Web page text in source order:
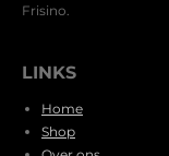
Frisino.
LINKS
Home
Shop